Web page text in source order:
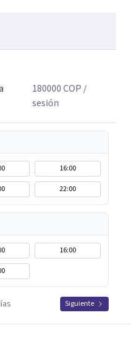
cuando la persona se
y sobre todo
experiencia se traduce
desde un enfoque
con la sabiduría del
180000COP /
sesión
16:00
22:00
16:00
Siguiente